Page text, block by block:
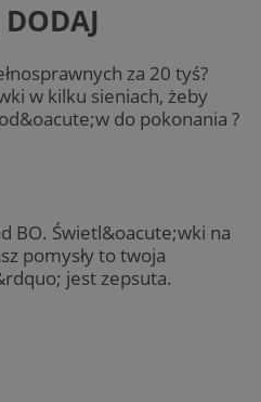
DODAJ
za 20 tyś?
w kilku sieniach, żeby
do pokonania ?
BO. Świetl&oacute;wki na
pomysły to twoja
jest zepsuta.